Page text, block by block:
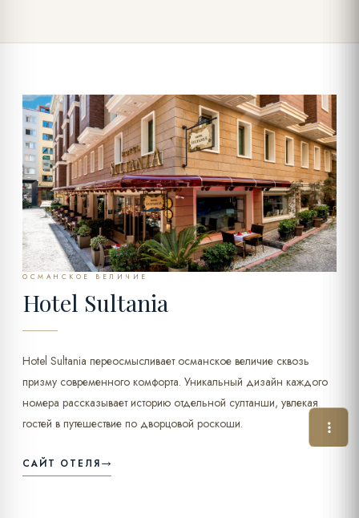
ОСМАНСКОЕ ВЕЛИЧИЕ
Hotel Sultania
Hotel Sultania переосмысливает османское величие сквозь
призму современного комфорта. Уникальный дизайн каждого
номера рассказывает историю отдельной султанши, увлекая
гостей в путешествие по дворцовой роскоши.
САЙТ ОТЕЛЯ